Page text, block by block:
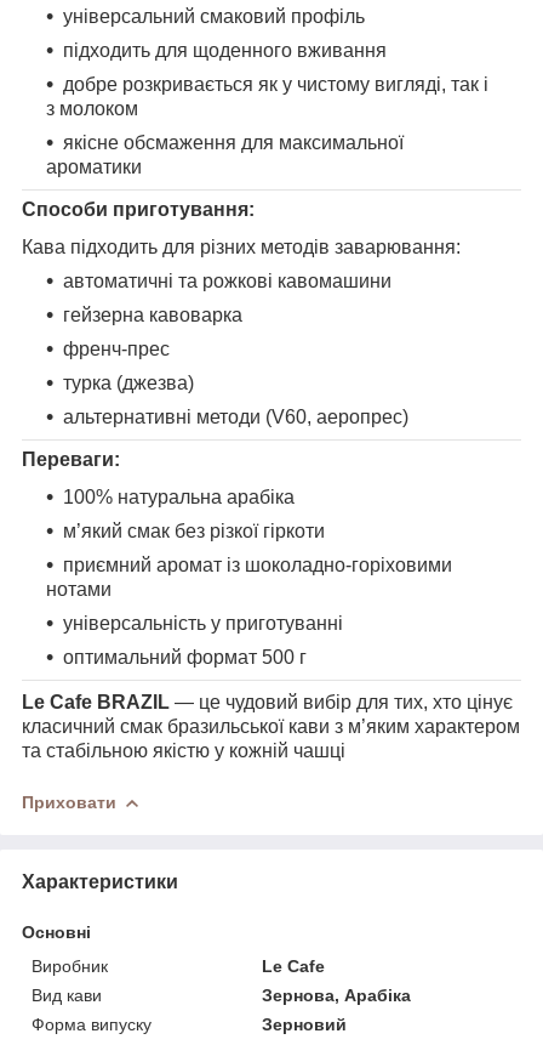
універсальний смаковий профіль
підходить для щоденного вживання
добре розкривається як у чистому вигляді, так і
з молоком
якісне обсмаження для максимальної
ароматики
Способи приготування:
Кава підходить для різних методів заварювання:
автоматичні та рожкові кавомашини
гейзерна кавоварка
френч-прес
турка (джезва)
альтернативні методи (V60, аеропрес)
Переваги:
100% натуральна арабіка
м’який смак без різкої гіркоти
приємний аромат із шоколадно-горіховими
нотами
універсальність у приготуванні
оптимальний формат 500 г
Le Cafe BRAZIL — це чудовий вибір для тих, хто цінує
класичний смак бразильської кави з м’яким характером
та стабільною якістю у кожній чашці
Приховати
Характеристики
Основні
Виробник
Le Cafe
Вид кави
Зернова, Арабіка
Форма випуску
Зерновий